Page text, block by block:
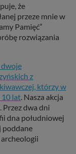
że
przeze mnie w
Pamięć”
rozwiązania
dwoje
z
którzy w
10 lat. Nasza akcja
Przez dwa dni
dna południowej
poddane